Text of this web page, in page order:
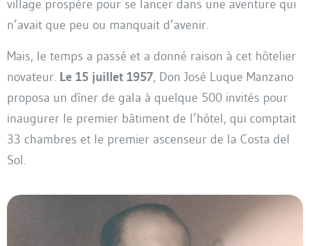
village prospère pour se lancer dans une aventure qui
n’avait que peu ou manquait d’avenir.
Mais, le temps a passé et a donné raison à cet hôtelier
novateur. Le 15 juillet 1957, Don José Luque Manzano
proposa un dîner de gala à quelque 500 invités pour
inaugurer le premier bâtiment de l’hôtel, qui comptait
33 chambres et le premier ascenseur de la Costa del
Sol.